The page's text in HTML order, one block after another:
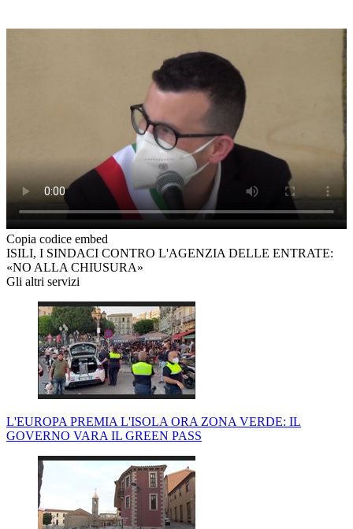
Copia codice embed
ISILI, I SINDACI CONTRO L'AGENZIA DELLE ENTRATE:
«NO ALLA CHIUSURA»
Gli altri servizi
L'EUROPA PREMIA L'ISOLA ORA ZONA VERDE: IL
GOVERNO VARA IL GREEN PASS